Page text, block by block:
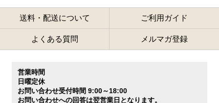
送料・配送について ご利用ガイド
よくある質問 メルマガ登録
営業時間
日曜定休
お問い合わせ受付時間 9:00～18:00
お問い合わせへの回答は翌営業日となります。